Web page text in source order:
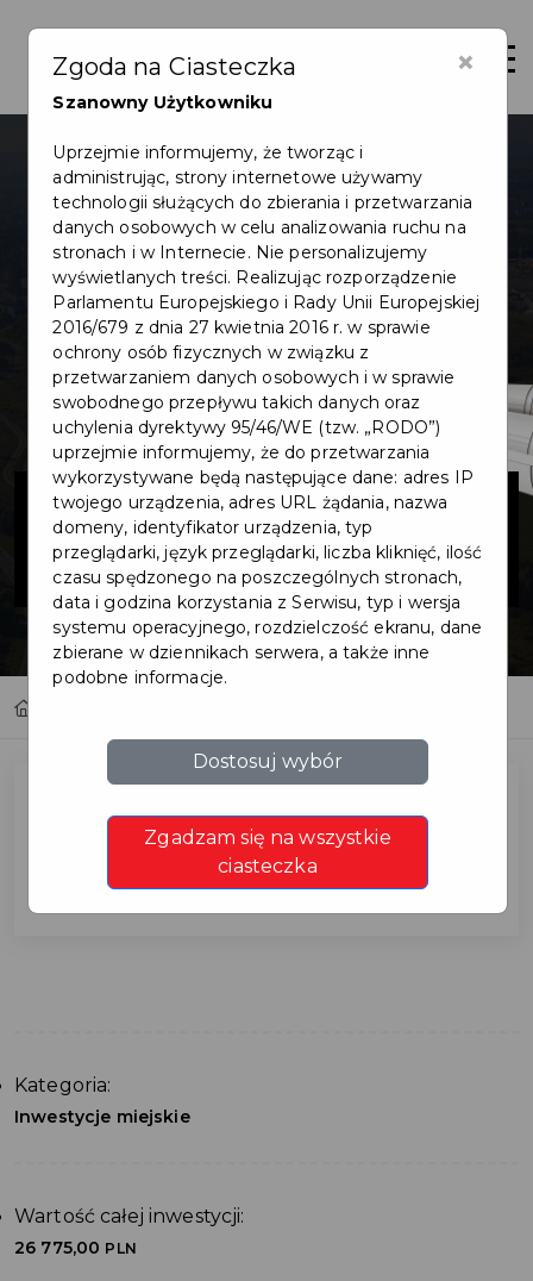
Wiaty
przystankowe
Wiaty przystankowe
Kategoria:
Inwestycje miejskie
Wartość całej inwestycji:
26 775,00 PLN
×
Zgoda na Ciasteczka
Szanowny Użytkowniku
Uprzejmie informujemy, że tworząc i
administrując, strony internetowe używamy
technologii służących do zbierania i przetwarzania
danych osobowych w celu analizowania ruchu na
stronach i w Internecie. Nie personalizujemy
wyświetlanych treści. Realizując rozporządzenie
Parlamentu Europejskiego i Rady Unii Europejskiej
2016/679 z dnia 27 kwietnia 2016 r. w sprawie
ochrony osób fizycznych w związku z
przetwarzaniem danych osobowych i w sprawie
swobodnego przepływu takich danych oraz
uchylenia dyrektywy 95/46/WE (tzw. „RODO”)
uprzejmie informujemy, że do przetwarzania
wykorzystywane będą następujące dane: adres IP
twojego urządzenia, adres URL żądania, nazwa
domeny, identyfikator urządzenia, typ
przeglądarki, język przeglądarki, liczba kliknięć, ilość
czasu spędzonego na poszczególnych stronach,
data i godzina korzystania z Serwisu, typ i wersja
systemu operacyjnego, rozdzielczość ekranu, dane
zbierane w dziennikach serwera, a także inne
podobne informacje.
Dostosuj wybór
Zgadzam się na wszystkie
ciasteczka